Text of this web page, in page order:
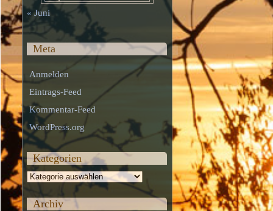
« Juni
Meta
Anmelden
Eintrags-Feed
Kommentar-Feed
WordPress.org
Kategorien
Kategorien
Archiv